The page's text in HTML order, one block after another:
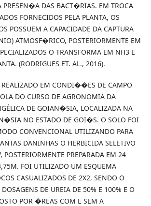
PRESEN�A DAS BACT�RIAS. EM TROCA
FORNECIDOS PELA PLANTA, OS
POSSUEM A CAPACIDADE DA CAPTURA
ATMOSF�RICO, POSTERIORMENTE EM
O TRANSFORMA EM NH3 E
(RODRIGUES ET. AL., 2016).
REALIZADO EM CONDI��ES DE CAMPO
DO CURSO DE AGRONOMIA DA
DE GOIAN�SIA, LOCALIZADA NA
NO ESTADO DE GOI�S. O SOLO FOI
CONVENCIONAL UTILIZANDO PARA
DANINHAS O HERBICIDA SELETIVO
POSTERIORMENTE PREPARADA EM 24
FOI UTILIZADO UM ESQUEMA
CASUALIZADOS DE 2X2, SENDO O
DE UREIA DE 50% E 100% E O
POR �REAS COM E SEM A